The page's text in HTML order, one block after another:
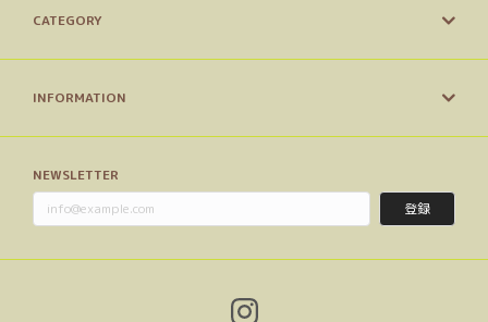
黒糖バナナ
たい時期などに合わせた発注や、保管の仕方など丁寧にアド
いクッキー（味見しました） で品質もばっちりでした✨ ま
た機会がありましたらお願い致します。
CATEGORY
INFORMATION
NEWSLETTER
登録